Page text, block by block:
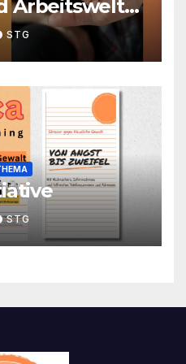
Arbeitswelt
warum das
ist
STG
STG